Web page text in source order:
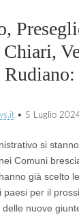
Chiari,
• 5 Luglio
si
Comuni
già scelto
paesi per il
delle nuove